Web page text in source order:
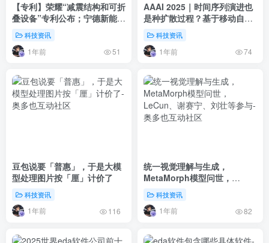
【专利】荣耀“减震结构和可折
叠设备”专利公布；宁德新能源
“二次电池及其封装方法、封
头”专利公布
科技资讯
1年前 51
AAAI 2025｜时间序列演进也
是种扩散过程？基于移动自回
归的时序扩散预测模型
科技资讯
1年前 74
豆包说要「普惠」，于是大模
型处理图片按「厘」计价了
科技资讯
1年前 116
统一视觉理解与生成，
MetaMorph模型问世，
科技资讯
1年前 82